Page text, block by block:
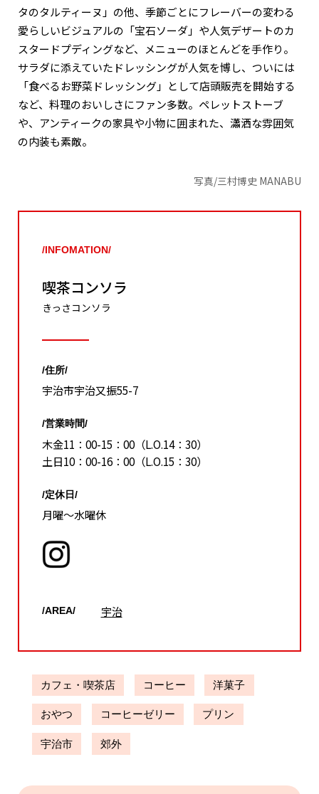
タのタルティーヌ」の他、季節ごとにフレーバーの変わる
愛らしいビジュアルの「宝石ソーダ」や人気デザートのカ
スタードプディングなど、メニューのほとんどを手作り。
サラダに添えていたドレッシングが人気を博し、ついには
「食べるお野菜ドレッシング」として店頭販売を開始する
など、料理のおいしさにファン多数。ペレットストーブ
や、アンティークの家具や小物に囲まれた、瀟洒な雰囲気
の内装も素敵。
写真/三村博史 MANABU
/INFOMATION/
喫茶コンソラ
きっさコンソラ
/住所/
宇治市宇治又振55-7
/営業時間/
木金11：00-15：00（L.O.14：30）
土日10：00-16：00（L.O.15：30）
/定休日/
月曜～水曜休
/AREA/ 宇治
カフェ・喫茶店 コーヒー 洋菓子
おやつ コーヒーゼリー プリン
宇治市 郊外